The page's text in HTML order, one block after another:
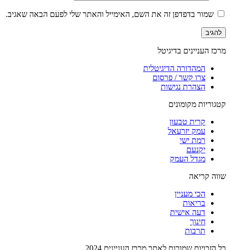
שמור בדפדפן זה את השם, האימייל והאתר שלי לפעם הבאה שאגיב.
מרכז העניינים בדיגיטל
המהדורה הדיגיטלית
צרו קשר / פרסום
הצהרת נגישות
קטגוריות מקומונים
קרית טבעון
עמק יזרעאל
רמת ישי
יקנעם
מגדל העמק
שווה קריאה
הכי מעניין
בריאות
דעה אישית
חינוך
תרבות